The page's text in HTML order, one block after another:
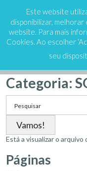
808 200 333
Categoria:
for:
Está a visualizar o arquivo
Páginas
Este website
disponibilizar,
website. Para mais
Cookies. Ao escolher
seu